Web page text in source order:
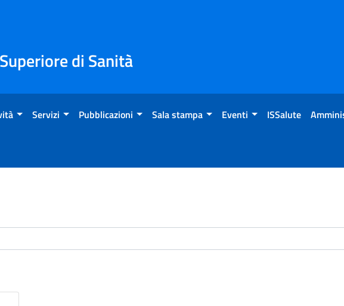
di Sanità
Servizi Pubblicazioni Sala stampa Eventi ISSalute
- Eventi